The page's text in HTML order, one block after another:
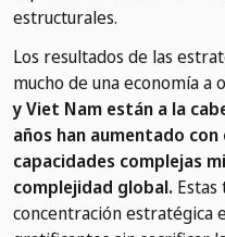
estructurales.
Los resultados de las
mucho de una economía a
y Viet Nam están a la
años han aumentado
capacidades complejas
complejidad global.
concentración estratégica